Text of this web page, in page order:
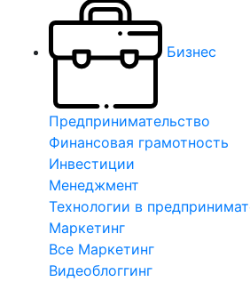
Бизнес
Предпринимательство
Финансовая грамотность
Инвестиции
Менеджмент
Технологии в
Маркетинг
Все Маркетинг
Видеоблоггинг